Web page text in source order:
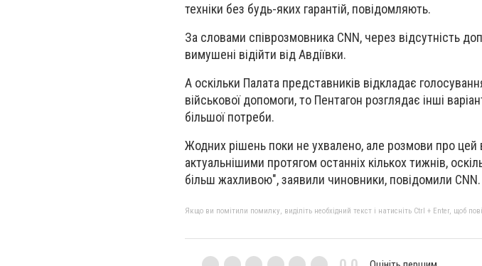
техніки без будь-яких гарантій, повідомляють.
За словами співрозмовника CNN, через відсутність
вимушені відійти від Авдіївки.
А оскільки Палата представників відкладає
військової допомоги, то Пентагон розглядає інші
більшої потреби.
Жодних рішень поки не ухвалено, але розмови про цей
актуальнішими протягом останніх кількох тижнів,
більш жахливою", заявили чиновники, повідомили CNN.
Якщо ви помітили помилку, виділіть необхідний текст і натисніть Ctrl + Enter, щоб